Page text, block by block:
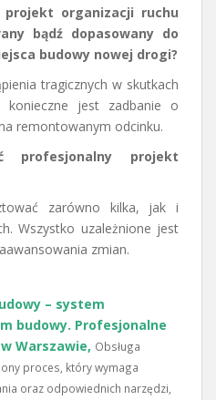
organizacji ruchu
bądź dopasowany do
budowy nowej drogi?
tragicznych w skutkach
konieczne jest zadbanie o
remontowanym odcinku.
profesjonalny projekt
zarówno kilka, jak i
Wszystko uzależnione jest
zmian.
– system
budowy. Profesjonalne
Warszawie, Obsługa
proces, który wymaga
oraz odpowiednich narzędzi,